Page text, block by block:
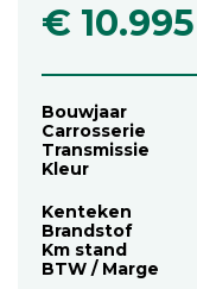
€ 10.995
Bouwjaar
Carrosserie
Transmissie
Kleur
Kenteken
Brandstof
Km stand
BTW / Marge